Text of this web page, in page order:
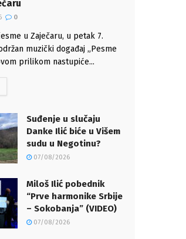
0
u Zaječaru, u petak 7.
muzički događaj „Pesme
prilikom nastupiće...
Suđenje u slučaju
Danke Ilić biće u Višem
sudu u Negotinu?
07/08/2026
Miloš Ilić pobednik
“Prve harmonike Srbije
– Sokobanja” (VIDEO)
07/08/2026